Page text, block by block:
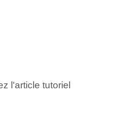
l'article tutoriel